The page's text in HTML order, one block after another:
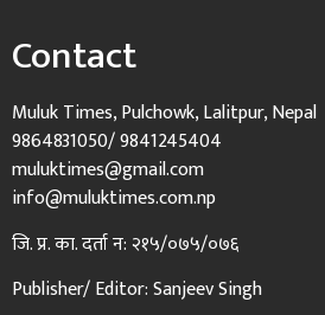
Contact
Muluk Times, Pulchowk, Lalitpur, Nepal
9864831050/ 9841245404
muluktimes@gmail.com
info@muluktimes.com.np
जि. प्र. का. दर्ता न: २१५/०७५/०७६
Publisher/ Editor: Sanjeev Singh